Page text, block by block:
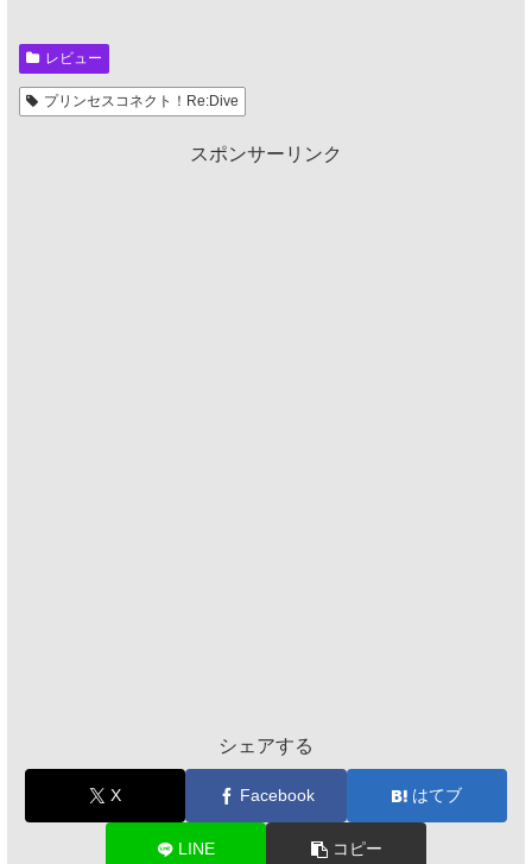
レビュー
プリンセスコネクト！Re:Dive
スポンサーリンク
シェアする
X Facebook はてブ
LINE コピー